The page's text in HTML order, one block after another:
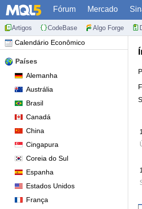
Fórum Mercado
Artigos CodeBase Algo Forge
Calendário Econômico
Países
Alemanha
Austrália
Brasil
Canadá
China
Cingapura
Coreia do Sul
Espanha
Estados Unidos
França